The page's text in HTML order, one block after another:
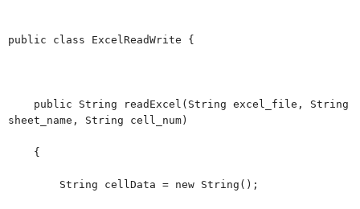
public class ExcelReadWrite {
public String readExcel(String excel_file, String
sheet_name, String cell_num)
{
String cellData = new String();